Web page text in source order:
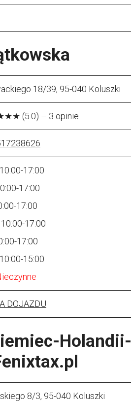
18/39, 95-040 Koluszki
(5.0) – 3 opinie
17:00
17:00
17:00
17:00
17:00
15:00
DOJAZDU
Holandii-
8/3, 95-040 Koluszki